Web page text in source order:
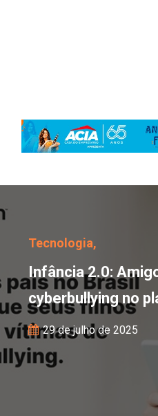
Infância
Tecnologia,
Infância 2.0:
cyberbullying no
29 de julho de 2025